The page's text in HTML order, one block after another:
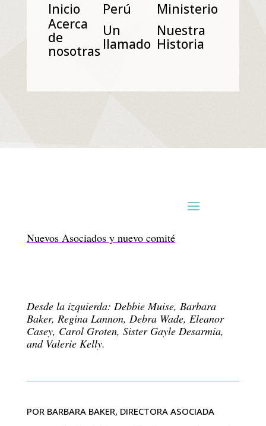
Inicio Perú
Ministerio
Acerca
de
nosotras
Un
Ilamado
Nuestra
Historia
Nuevos Asociados y nuevo comité
Desde la izquierda: Debbie Muise, Barbara
Baker, Regina Lannon, Debra Wade, Eleanor
Casey, Carol Groten, Sister Gayle Desarmia,
and Valerie Kelly.
POR BARBARA BAKER, DIRECTORA ASOCIADA